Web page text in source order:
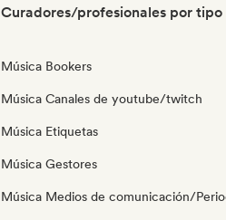
Curadores/profesionales por tipo
Música Bookers
Música Canales de youtube/twitch
Música Etiquetas
Música Gestores
Música Medios de comunicación/